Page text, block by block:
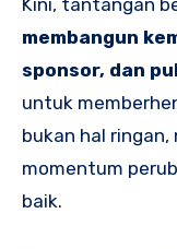
Kini, tantangan
membangun
sponsor, dan
untuk
bukan hal
momentum
baik.